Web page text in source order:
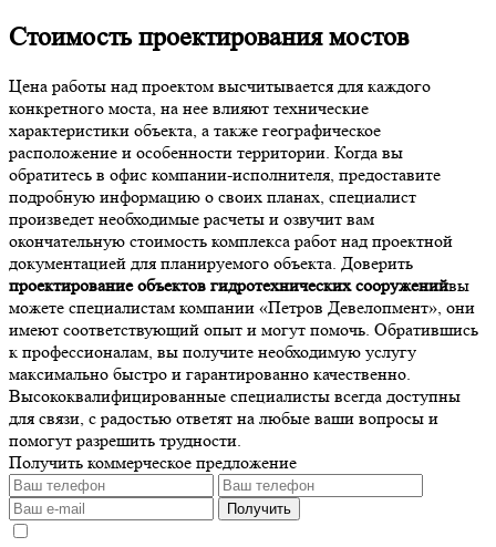
Стоимость проектирования мостов
Цена работы над проектом высчитывается для каждого
конкретного моста, на нее влияют технические
характеристики объекта, а также географическое
расположение и особенности территории. Когда вы
обратитесь в офис компании-исполнителя, предоставите
подробную информацию о своих планах, специалист
произведет необходимые расчеты и озвучит вам
окончательную стоимость комплекса работ над проектной
документацией для планируемого объекта. Доверить
проектирование объектов гидротехнических сооруженийвы
можете специалистам компании «Петров Девелопмент», они
имеют соответствующий опыт и могут помочь. Обратившись
к профессионалам, вы получите необходимую услугу
максимально быстро и гарантированно качественно.
Высококвалифицированные специалисты всегда доступны
для связи, с радостью ответят на любые ваши вопросы и
помогут разрешить трудности.
Получить коммерческое предложение
Получить